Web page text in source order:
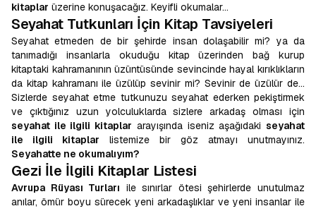
kitaplar üzerine konuşacağız. Keyifli okumalar…
Seyahat Tutkunları İçin Kitap Tavsiyeleri
Seyahat etmeden de bir şehirde insan dolaşabilir mi? ya da
tanımadığı insanlarla okuduğu kitap üzerinden bağ kurup
kitaptaki kahramanının üzüntüsünde sevincinde hayal kırıklıkların
da kitap kahramanı ile üzülüp sevinir mi? Sevinir de üzülür de…
Sizlerde seyahat etme tutkunuzu seyahat ederken pekiştirmek
ve çıktığınız uzun yolculuklarda sizlere arkadaş olması için
seyahat ile ilgili kitaplar arayışında iseniz aşağıdakiseyahat
ile ilgili kitaplar listemize bir göz atmayı unutmayınız.
Seyahatte ne okumalıyım?
Gezi İle İlgili Kitaplar Listesi
Avrupa Rüyası Turları ile sınırlar ötesi şehirlerde unutulmaz
anılar, ömür boyu sürecek yeni arkadaşlıklar ve yeni insanlar ile